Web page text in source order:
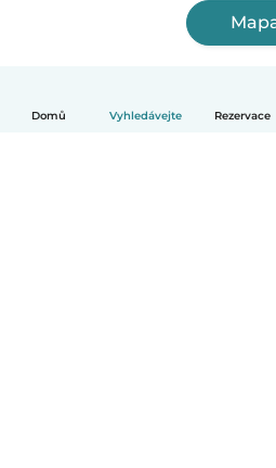
Domů Vyhledávejte Rezervace